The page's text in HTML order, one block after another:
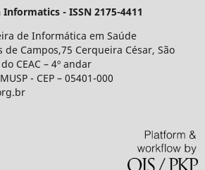
- ISSN 2175-4411
de Informática em Saúde
de Campos,75 Cerqueira César, São
CEAC – 4º andar
- CEP – 05401-000